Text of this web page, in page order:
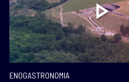
ENOGASTRONOMIA